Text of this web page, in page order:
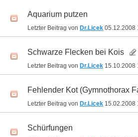
Aquarium putzen
Letzter Beitrag von Dr.Licek 05.12.2008
Schwarze Flecken bei Kois
Letzter Beitrag von Dr.Licek 15.10.2008
Fehlender Kot (Gymnothorax
Letzter Beitrag von Dr.Licek 15.02.2008
Schürfungen